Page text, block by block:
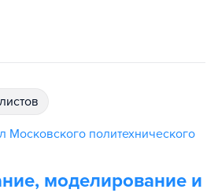
Московского политехнического
моделирование и